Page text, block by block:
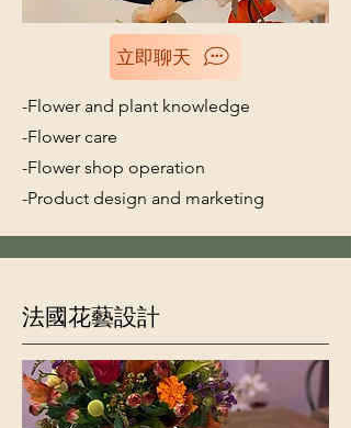
立即聊天
-Flower and plant knowledge
-Flower care
-Flower shop operation
-Product design and marketing
法國花藝設計